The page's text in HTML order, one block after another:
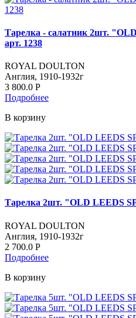
Тарелка - салатник 2шт.
арт. 1238
ROYAL DOULTON
Англия, 1910-1932г
3 800.0 Р
Подробнее
В корзину
Тарелка 2шт. "OLD LEEDS
ROYAL DOULTON
Англия, 1910-1932г
2 700.0 Р
Подробнее
В корзину